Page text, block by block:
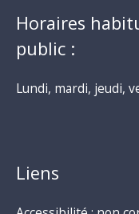
Horaires
public :
Lundi, mardi, jeudi,
Liens